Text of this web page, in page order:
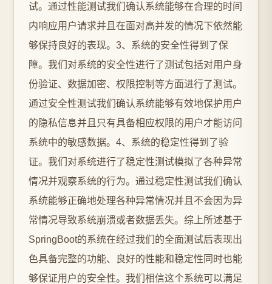
试。通过性能测试我们确认系统能够在合理的时间
内响应用户请求并且在面对高并发的情况下依然能
够保持良好的表现。3、系统的安全性得到了保
障。我们对系统的安全性进行了测试包括对用户身
份验证、数据加密、权限控制等方面进行了测试。
通过安全性测试我们确认系统能够有效地保护用户
的隐私信息并且只有具备相应权限的用户才能访问
系统中的敏感数据。4、系统的稳定性得到了验
证。我们对系统进行了稳定性测试模拟了各种异常
情况并观察系统的行为。通过稳定性测试我们确认
系统能够正确地处理各种异常情况并且不会因为异
常情况导致系统崩溃或者数据丢失。综上所述基于
SpringBoot的系统在经过我们的全面测试后表现出
色具备完整的功能、良好的性能和稳定性同时也能
够保证用户的安全性。我们相信这个系统可以满足